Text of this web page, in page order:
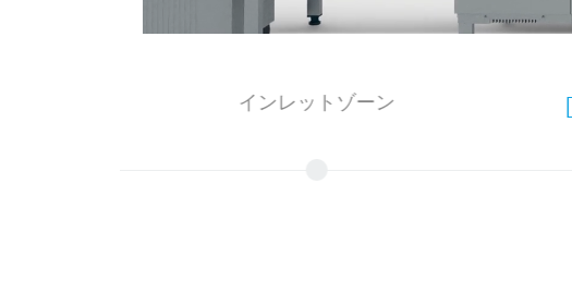
インレットゾーン